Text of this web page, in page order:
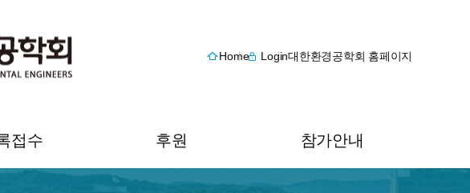
Home Login대한환경공학회 홈페이지
접수 후원 참가안내